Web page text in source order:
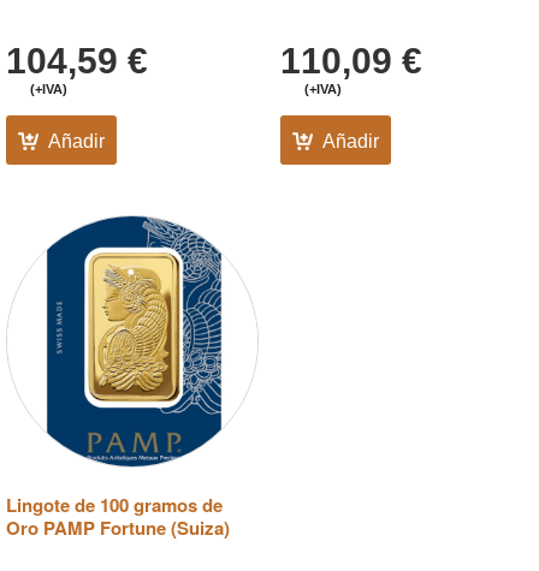
104,59 €
(+IVA)
Añadir
110,09 €
(+IVA)
Añadir
Lingote de 100 gramos de
Oro PAMP Fortune (Suiza)